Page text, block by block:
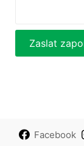
Zaslat
Facebook